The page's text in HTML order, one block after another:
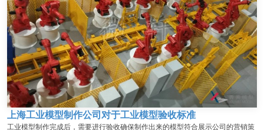
上海工业模型制作公司对于工业模型验收标准
工业模型制作完成后，需要进行验收确保制作出来的模型符合展示公司的营销策